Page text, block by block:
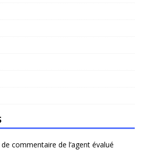
commentaire de l’agent évalué